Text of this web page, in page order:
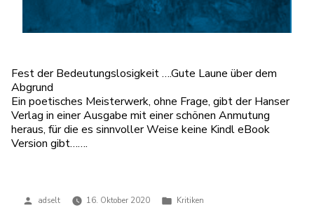
Fest der Bedeutungslosigkeit ….Gute Laune über dem
Abgrund
Ein poetisches Meisterwerk, ohne Frage, gibt der Hanser
Verlag in einer Ausgabe mit einer schönen Anmutung
heraus, für die es sinnvoller Weise keine Kindl eBook
Version gibt…….
Veröffentlicht
adselt 16. Oktober 2020
Veröffentlicht
Kritiken